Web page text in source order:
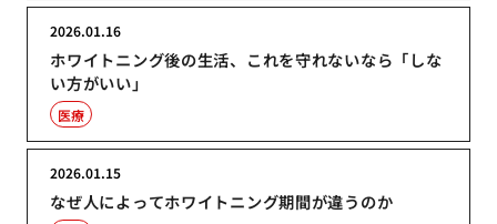
ホワイトニング後の生活、これを守れないなら「しな
い方がいい」
2026.01.16
医療
なぜ人によってホワイトニング期間が違うのか
2026.01.15